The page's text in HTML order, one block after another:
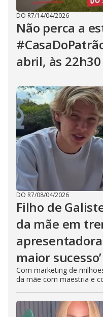
DO R7/14/04/2026
Não perca a
abril, às
DO R7/08/04/2026
Filho de
da mãe em
maior sucesso’
Com marketing de
da mãe com maestria e